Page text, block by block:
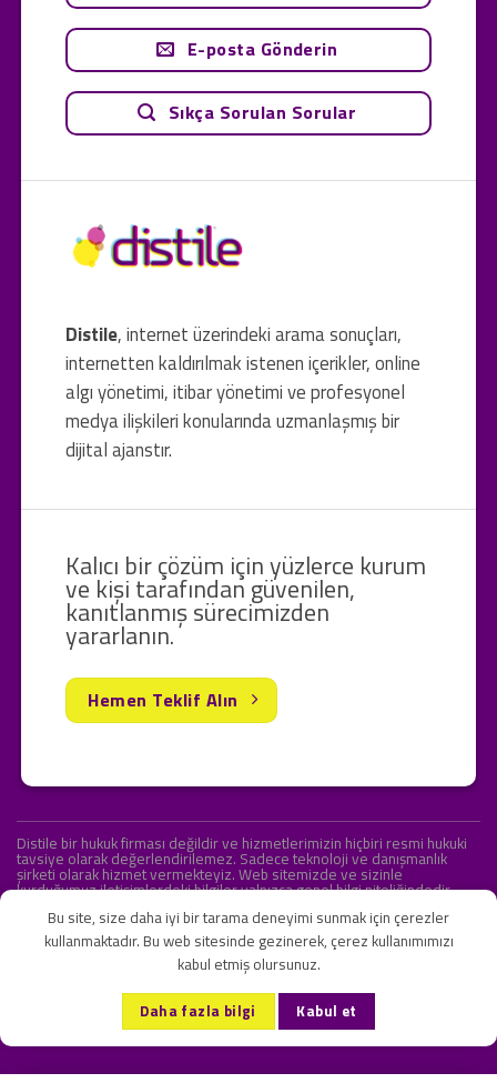
Distile, internet üzerindeki arama sonuçları,
internetten kaldırılmak istenen içerikler, online
algı yönetimi, itibar yönetimi ve profesyonel
medya ilişkileri konularında uzmanlaşmış bir
dijital ajanstır.
E-posta Gönderin
Sıkça Sorulan Sorular
Kalıcı bir çözüm için yüzlerce kurum
ve kişi tarafından güvenilen,
kanıtlanmış sürecimizden
yararlanın.
Hemen Teklif Alın
Distile bir hukuk firması değildir ve hizmetlerimizin hiçbiri resmi hukuki
tavsiye olarak değerlendirilemez. Sadece teknoloji ve danışmanlık
şirketi olarak hizmet vermekteyiz. Web sitemizde ve sizinle
kurduğumuz iletişimlerdeki bilgiler yalnızca genel bilgi niteliğindedir.
KVKK ve Gizlilik Sözleşmesi S.S.S. İletişim
Copyright 2026 ©Onlipr Teknoloji ve Ticaret A.Ş.
Bu site, size daha iyi bir tarama deneyimi sunmak için çerezler
kullanmaktadır. Bu web sitesinde gezinerek, çerez kullanımımızı
kabul etmiş olursunuz.
Daha fazla bilgi Kabul et